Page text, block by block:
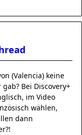
(Valencia) keine
Bei Discovery+
im Video
wählen,
dann